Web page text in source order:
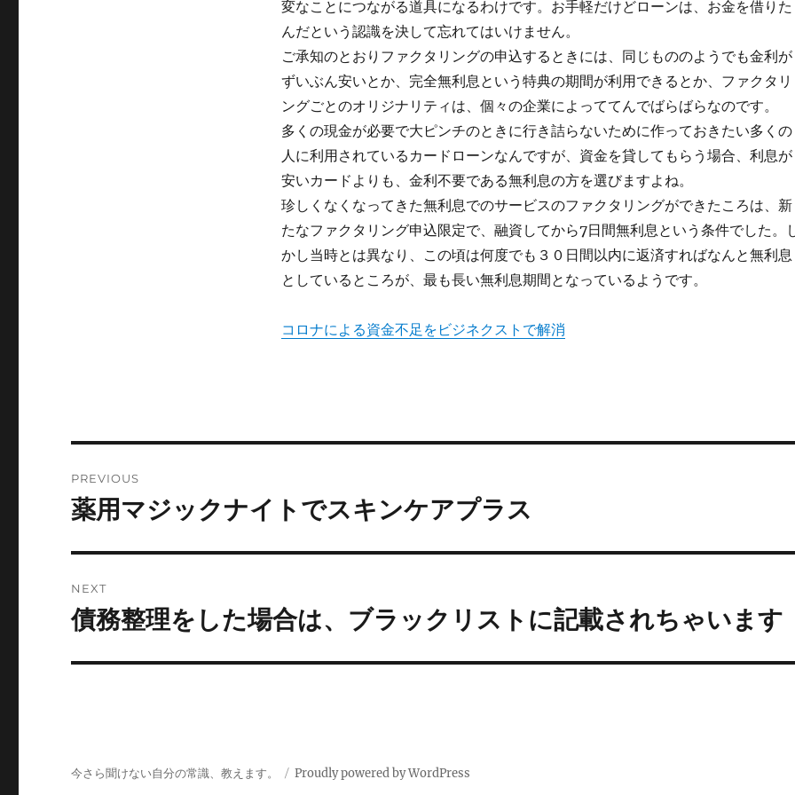
変なことにつながる道具になるわけです。お手軽だけどローンは、お金を借りた
んだという認識を決して忘れてはいけません。
ご承知のとおりファクタリングの申込するときには、同じもののようでも金利が
ずいぶん安いとか、完全無利息という特典の期間が利用できるとか、ファクタリ
ングごとのオリジナリティは、個々の企業によっててんでばらばらなのです。
多くの現金が必要で大ピンチのときに行き詰らないために作っておきたい多くの
人に利用されているカードローンなんですが、資金を貸してもらう場合、利息が
安いカードよりも、金利不要である無利息の方を選びますよね。
珍しくなくなってきた無利息でのサービスのファクタリングができたころは、新
たなファクタリング申込限定で、融資してから7日間無利息という条件でした。
かし当時とは異なり、この頃は何度でも３０日間以内に返済すればなんと無利息
としているところが、最も長い無利息期間となっているようです。
コロナによる資金不足をビジネクストで解消
navigation
PREVIOUS
Previous
薬用マジックナイトでスキンケアプラス
NEXT
Next
債務整理をした場合は、ブラックリストに記載されちゃいます
今さら聞けない自分の常識、教えます。 Proudly powered by WordPress